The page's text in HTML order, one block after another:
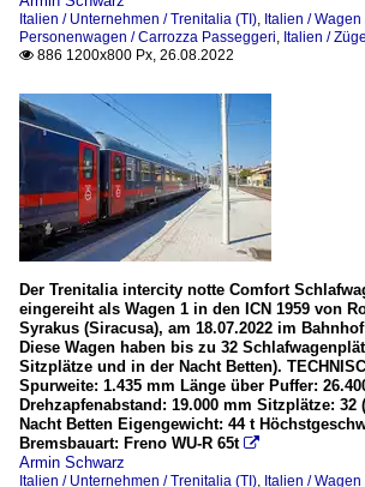
Italien / Unternehmen / Trenitalia (TI), Italien /
Personenwagen / Carrozza Passeggeri, Italien /
 886 1200x800 Px, 26.08.2022
Der Trenitalia intercity notte Comfort
eingereiht als Wagen 1 in den ICN 1959 von
Syrakus (Siracusa), am 18.07.2022 im
Diese Wagen haben bis zu 32
Sitzplätze und in der Nacht Betten).
Spurweite: 1.435 mm Länge über Puffer:
Drehzapfenabstand: 19.000 mm Sitzplätze: 32
Nacht Betten Eigengewicht: 44 t
Bremsbauart: Freno WU-R 65t 
Armin Schwarz
Italien / Unternehmen / Trenitalia (TI), Italien /